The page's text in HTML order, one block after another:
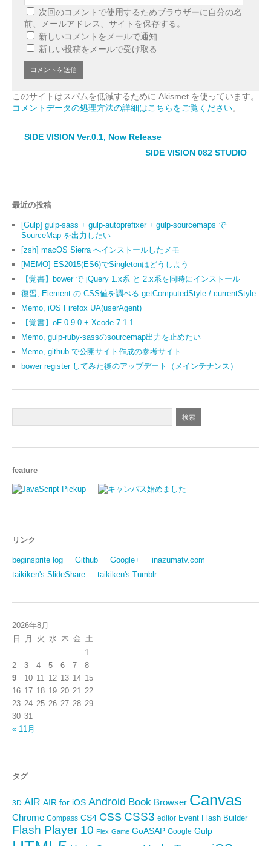
次回のコメントで使用するためブラウザーに自分の名
前、メールアドレス、サイトを保存する。
新しいコメントをメールで通知
新しい投稿をメールで受け取る
このサイトはスパムを低減するために Akismet を使っています。
コメントデータの処理方法の詳細はこちらをご覧ください。
SIDE VISION Ver.0.1, Now Release
SIDE VISION 082 STUDIO
最近の投稿
[Gulp] gulp-sass + gulp-autoprefixer + gulp-sourcemaps で
SourceMap を出力したい
[zsh] macOS Sierra へインストールしたメモ
[MEMO] ES2015(ES6)でSingletonはどうしよう
【覚書】bower で jQuery 1.x系 と 2.x系を同時にインストール
復習, Element の CSS値を調べる getComputedStyle / currentStyle
Memo, iOS Firefox UA(userAgent)
【覚書】oF 0.9.0 + Xcode 7.1.1
Memo, gulp-ruby-sassのsourcemap出力を止めたい
Memo, github で公開サイト作成の参考サイト
bower register してみた後のアップデート（メインテナンス）
feature
リンク
beginsprite log Github Google+
inazumatv.com
taikiken's SlideShare
taikiken's Tumblr
2026年8月
日
月 火 水 木 金 土
1
2
3 4 5 6 7
8
9
10 11 12 13 14 15
16 17 18 19 20 21
22
23 24 25 26 27 28 29
30 31
« 11月
タグ
3D AIR AIR for iOS Android Book Browser Canvas
Chrome Compass CS4 CSS CSS3 editor Event Flash Builder
Flash Player 10 Flex Game GoASAP Google Gulp